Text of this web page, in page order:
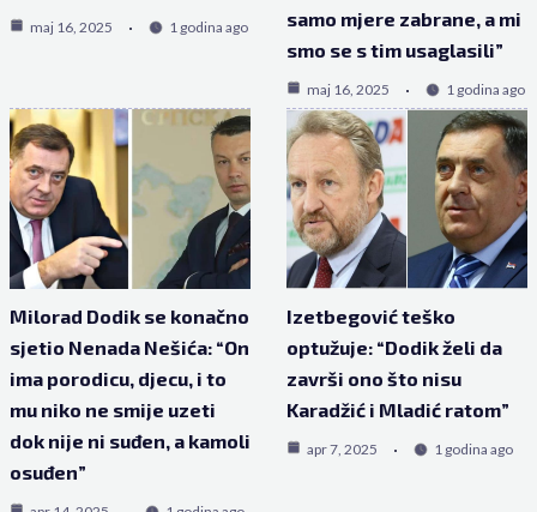
maj 16, 2025 1 godina ago
samo mjere zabrane, a mi
smo se s tim usaglasili”
maj 16, 2025 1 godina ago
Milorad Dodik se konačno
sjetio Nenada Nešića: “On
ima porodicu, djecu, i to
mu niko ne smije uzeti
dok nije ni suđen, a kamoli
osuđen”
Izetbegović teško
optužuje: “Dodik želi da
završi ono što nisu
Karadžić i Mladić ratom”
apr 7, 2025 1 godina ago